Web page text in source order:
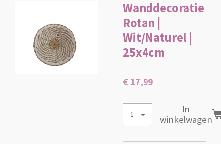
Wanddecoratie
Rotan |
Wit/Naturel |
25x4cm
€ 17,99
In
winkelwagen